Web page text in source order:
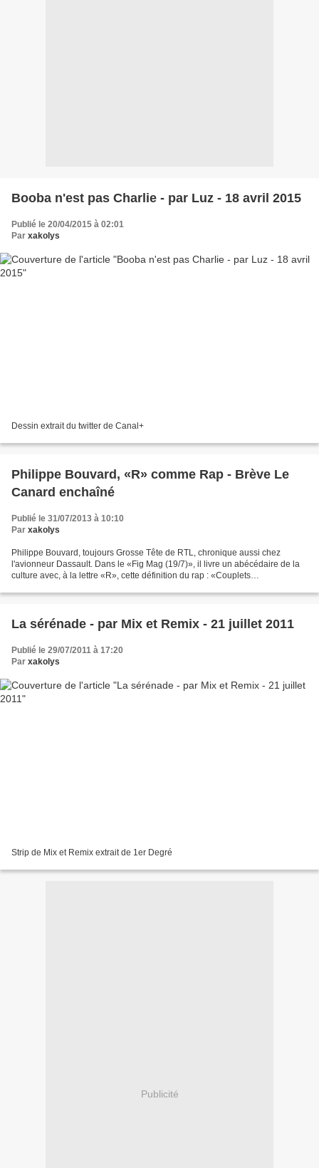
Booba n'est pas Charlie - par Luz - 18 avril 2015
Publié le 20/04/2015 à 02:01
Par xakolys
Dessin extrait du twitter de Canal+
Philippe Bouvard, «R» comme Rap - Brève Le
Canard enchaîné
Publié le 31/07/2013 à 10:10
Par xakolys
Philippe Bouvard, toujours Grosse Tête de RTL, chronique aussi chez
l'avionneur Dassault. Dans le «Fig Mag (19/7)», il livre un abécédaire de la
culture avec, à la lettre «R», cette définition du rap : «Couplets
La sérénade - par Mix et Remix - 21 juillet 2011
Publié le 29/07/2011 à 17:20
Par xakolys
Strip de Mix et Remix extrait de 1er Degré
Publicité